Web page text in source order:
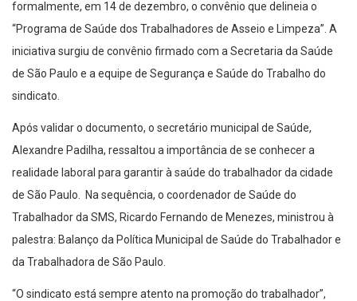
formalmente, em 14 de dezembro, o convênio que delineia o
“Programa de Saúde dos Trabalhadores de Asseio e Limpeza”. A
iniciativa surgiu de convênio firmado com a Secretaria da Saúde
de São Paulo e a equipe de Segurança e Saúde do Trabalho do
sindicato.
Após validar o documento, o secretário municipal de Saúde,
Alexandre Padilha, ressaltou a importância de se conhecer a
realidade laboral para garantir à saúde do trabalhador da cidade
de São Paulo. Na sequência, o coordenador de Saúde do
Trabalhador da SMS, Ricardo Fernando de Menezes, ministrou à
palestra: Balanço da Política Municipal de Saúde do Trabalhador e
da Trabalhadora de São Paulo.
“O sindicato está sempre atento na promoção do trabalhador”,